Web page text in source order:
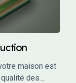
maison est
des